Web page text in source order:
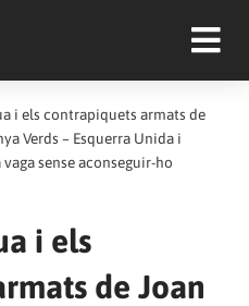
i els contrapiquets armats de
Verds – Esquerra Unida i
sense aconseguir-ho
i els
de Joan